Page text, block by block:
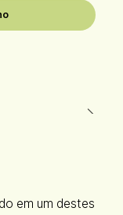
em um destes